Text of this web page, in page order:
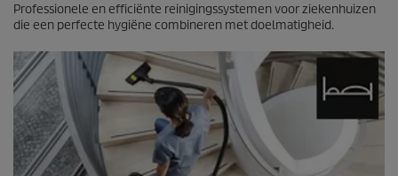
Professionele en efficiënte reinigingssystemen voor ziekenhuizen
die een perfecte hygiëne combineren met doelmatigheid.